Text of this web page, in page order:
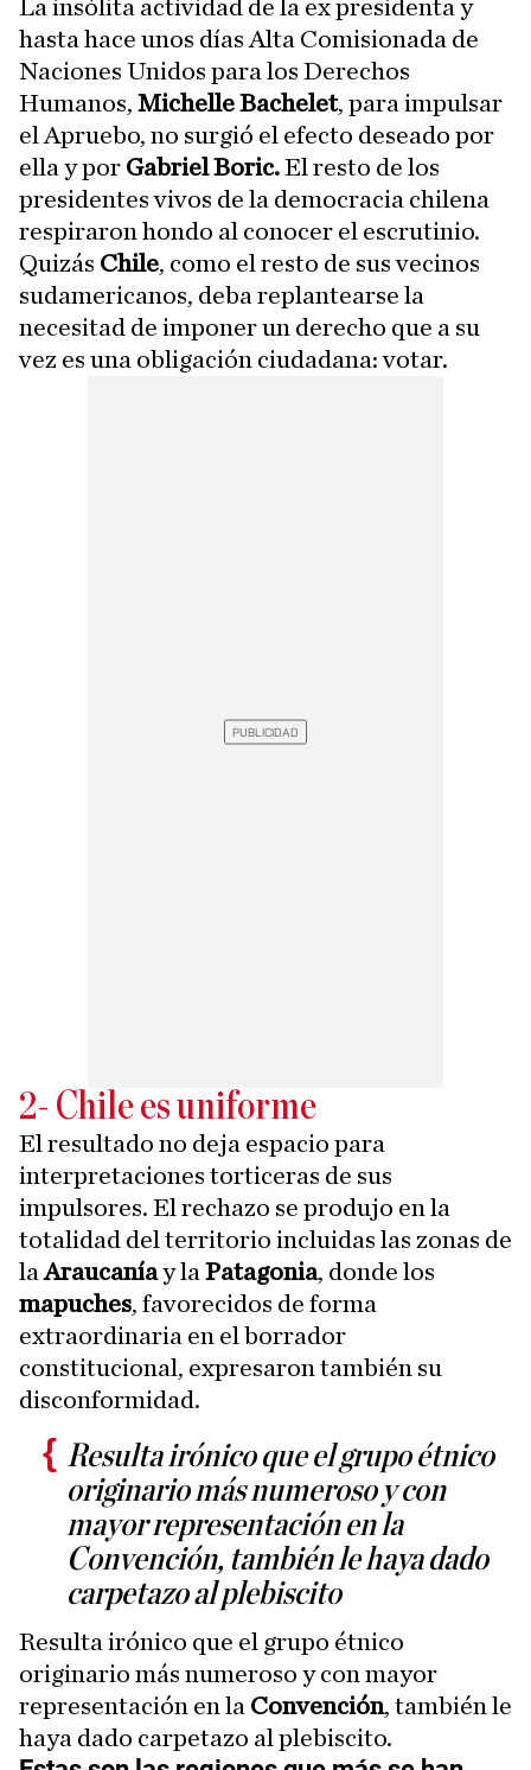
La insólita actividad de la ex presidenta y
hasta hace unos días Alta Comisionada de
Naciones Unidos para los Derechos
Humanos, Michelle Bachelet, para impulsar
el Apruebo, no surgió el efecto deseado por
ella y por Gabriel Boric.El resto de los
presidentes vivos de la democracia chilena
respiraron hondo al conocer el escrutinio.
Quizás Chile, como el resto de sus vecinos
sudamericanos, deba replantearse la
necesitad de imponer un derecho que a su
vez es una obligación ciudadana: votar.
2- Chile es uniforme
El resultado no deja espacio para
interpretaciones torticeras de sus
impulsores. El rechazo se produjo en la
totalidad del territorio incluidas las zonas de
laAraucaníay la Patagonia, donde los
mapuches, favorecidos de forma
extraordinaria en el borrador
constitucional, expresaron también su
disconformidad.
Resulta irónico que el grupo étnico
originario más numeroso y con
mayor representación en la
Convención, también le haya dado
carpetazo al plebiscito
Resulta irónico que el grupo étnico
originario más numeroso y con mayor
representación en la Convención, también le
haya dado carpetazo al plebiscito.